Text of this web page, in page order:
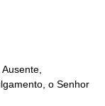
o Senhor